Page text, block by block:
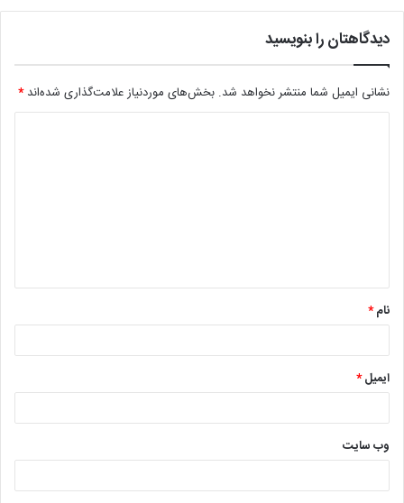
دیدگاهتان را بنویسید
نشانی ایمیل شما منتشر نخواهد شد. بخش‌های موردنیاز علامت‌گذاری شده‌اند*
*
نام*
ایمیل*
وب‌ سایت